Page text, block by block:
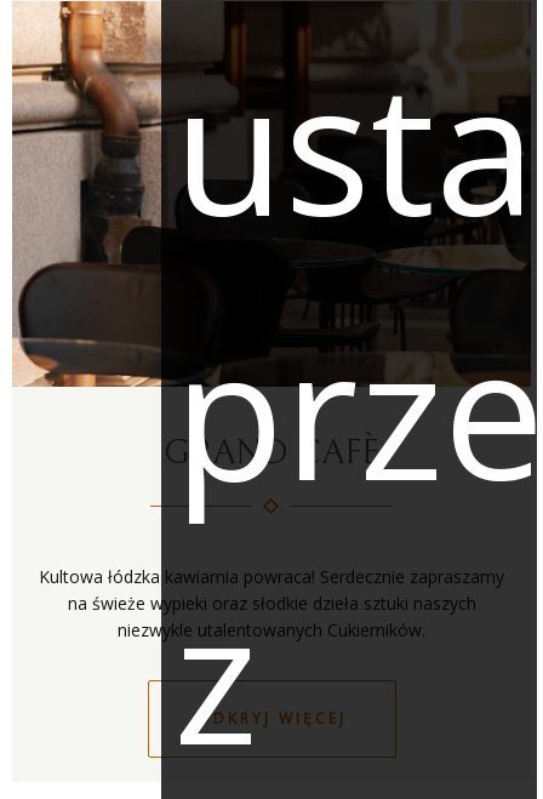
GRAND CAFÈ
Kultowa łódzka kawiarnia powraca! Serdecznie zapraszamy
na świeże wypieki oraz słodkie dzieła sztuki naszych
ODKRYJ WIĘCEJ
z